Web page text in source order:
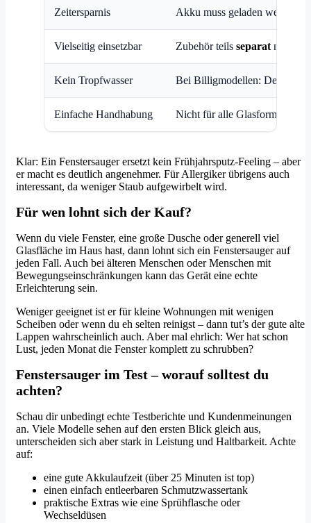
Zeitersparnis Akku muss geladen werden
Vielseitig einsetzbar Zubehör teils separat nötig
Kein Tropfwasser Bei Billigmodellen: Defekte
Einfache Handhabung Nicht für alle Glasformen
Klar: Ein Fenstersauger ersetzt kein Frühjahrsputz-Feeling – aber
er macht es deutlich angenehmer. Für Allergiker übrigens auch
interessant, da weniger Staub aufgewirbelt wird.
Für wen lohnt sich der Kauf?
Wenn du viele Fenster, eine große Dusche oder generell viel
Glasfläche im Haus hast, dann lohnt sich ein Fenstersauger auf
jeden Fall. Auch bei älteren Menschen oder Menschen mit
Bewegungseinschränkungen kann das Gerät eine echte
Erleichterung sein.
Weniger geeignet ist er für kleine Wohnungen mit wenigen
Scheiben oder wenn du eh selten reinigst – dann tut’s der gute alte
Lappen wahrscheinlich auch. Aber mal ehrlich: Wer hat schon
Lust, jeden Monat die Fenster komplett zu schrubben?
Fenstersauger im Test – worauf solltest du
achten?
Schau dir unbedingt echte Testberichte und Kundenmeinungen
an. Viele Modelle sehen auf den ersten Blick gleich aus,
unterscheiden sich aber stark in Leistung und Haltbarkeit. Achte
auf:
eine gute Akkulaufzeit (über 25 Minuten ist top)
einen einfach entleerbaren Schmutzwassertank
praktische Extras wie eine Sprühflasche oder
Wechseldüsen